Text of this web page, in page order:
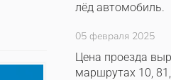
лёд автомобиль.
05 февраля 2025
Цена проезда
маршрутах 10,